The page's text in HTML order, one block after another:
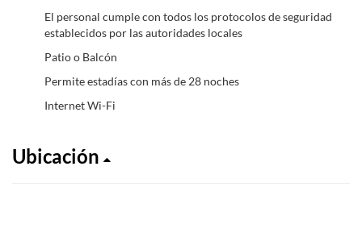
El personal cumple con todos los protocolos de seguridad
establecidos por las autoridades locales
Patio o Balcón
Permite estadías con más de 28 noches
Internet Wi-Fi
Ubicación